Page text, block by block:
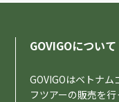
GOVIGOについて
GOVIGOはベトナ
フツアーの販売を行